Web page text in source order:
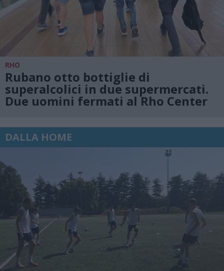
RHO
Rubano otto bottiglie di
superalcolici in due supermercati.
Due uomini fermati al Rho Center
DALLA HOME